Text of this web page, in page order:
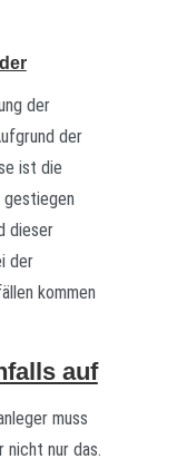
der
der
ist die
gestiegen
dieser
der
kommen
auf
muss
nicht nur das.